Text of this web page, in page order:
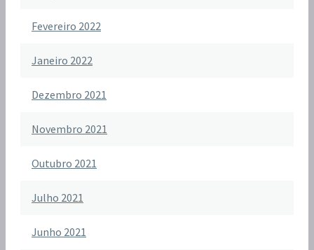
Fevereiro 2022
Janeiro 2022
Dezembro 2021
Novembro 2021
Outubro 2021
Julho 2021
Junho 2021